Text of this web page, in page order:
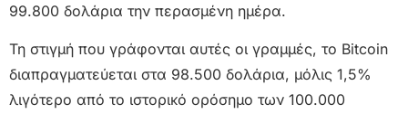
99.800 δολάρια την περασμένη ημέρα.
Τη στιγμή που γράφονται αυτές οι γραμμές, το Bitcoin
διαπραγματεύεται στα 98.500 δολάρια, μόλις 1,5%
λιγότερο από το ιστορικό ορόσημο των 100.000